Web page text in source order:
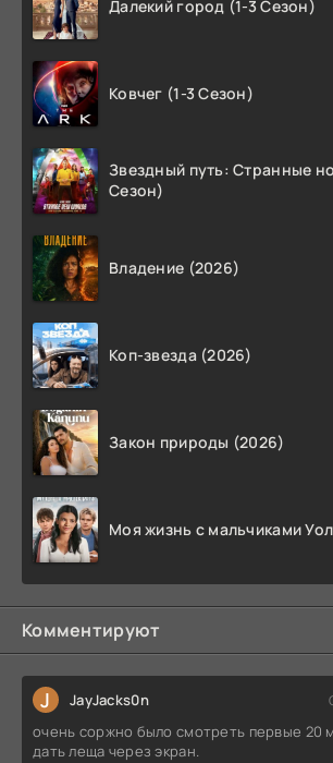
Далекий город (1-3 Сезон)
Ковчег (1-3 Сезон)
Звездный путь: Странные
Сезон)
Владение (2026)
Коп-звезда (2026)
Закон природы (2026)
Моя жизнь с мальчиками
Комментируют
J JayJacks0n
очень соржно было смотреть первые 20
дать леща через экран.